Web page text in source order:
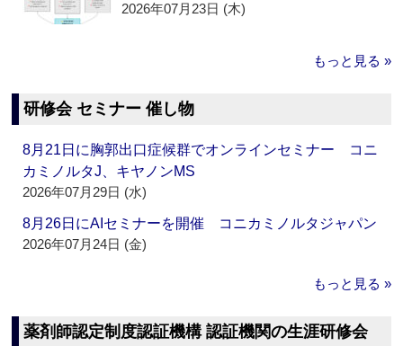
2026年07月23日 (木)
もっと見る »
研修会 セミナー 催し物
8月21日に胸郭出口症候群でオンラインセミナー コニ
カミノルタJ、キヤノンMS
2026年07月29日 (水)
8月26日にAIセミナーを開催 コニカミノルタジャパン
2026年07月24日 (金)
もっと見る »
薬剤師認定制度認証機構 認証機関の生涯研修会